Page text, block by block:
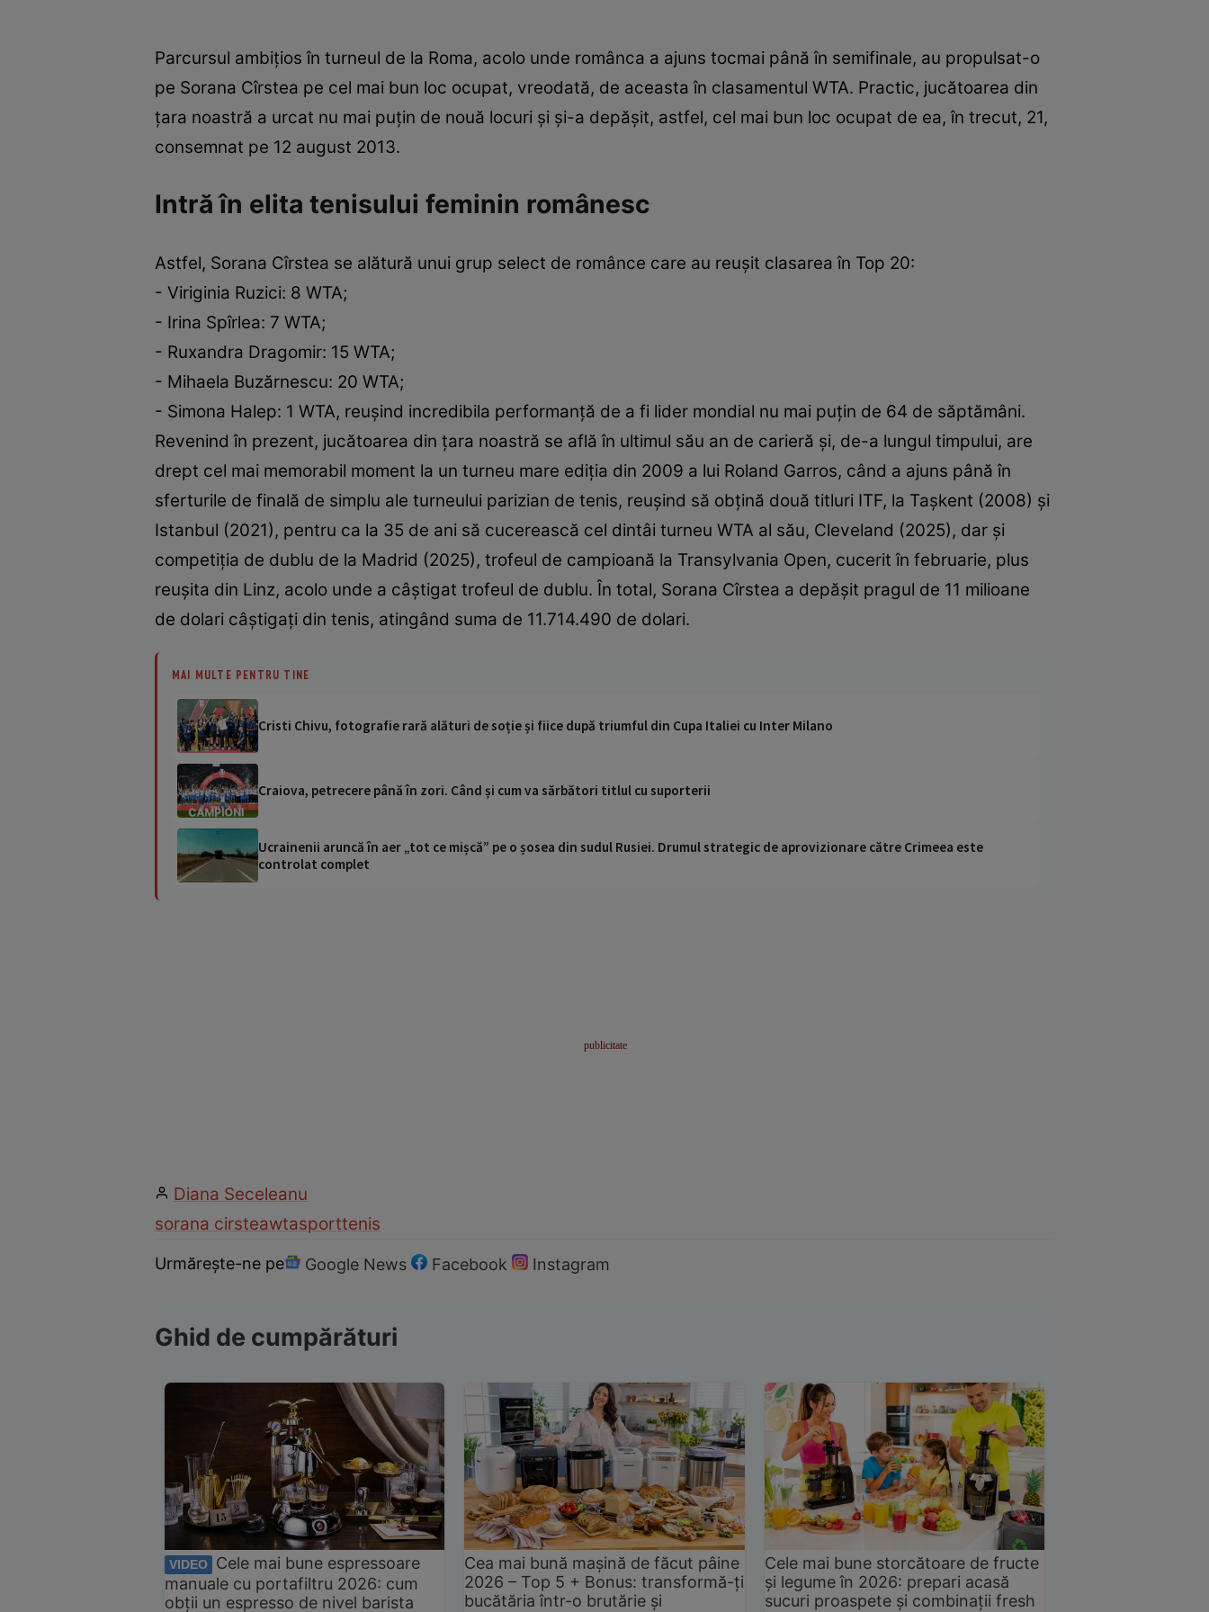
Parcursul ambițios în turneul de la Roma, acolo unde românca a ajuns tocmai până în semifinale, au propulsat-o
pe Sorana Cîrstea pe cel mai bun loc ocupat, vreodată, de aceasta în clasamentul WTA. Practic, jucătoarea din
țara noastră a urcat nu mai puțin de nouă locuri și și-a depășit, astfel, cel mai bun loc ocupat de ea, în trecut, 21,
consemnat pe 12 august 2013.
Intră în elita tenisului feminin românesc
Astfel, Sorana Cîrstea se alătură unui grup select de românce care au reușit clasarea în Top 20:
- Viriginia Ruzici: 8 WTA;
- Irina Spîrlea: 7 WTA;
- Ruxandra Dragomir: 15 WTA;
- Mihaela Buzărnescu: 20 WTA;
- Simona Halep: 1 WTA, reușind incredibila performanță de a fi lider mondial nu mai puțin de 64 de săptămâni.
Revenind în prezent, jucătoarea din țara noastră se află în ultimul său an de carieră și, de-a lungul timpului, are
drept cel mai memorabil moment la un turneu mare ediția din 2009 a lui Roland Garros, când a ajuns până în
sferturile de finală de simplu ale turneului parizian de tenis, reușind să obţină două titluri ITF, la Taşkent (2008) și
Istanbul (2021), pentru ca la 35 de ani să cucerească cel dintâi turneu WTA al său, Cleveland (2025), dar și
competiția de dublu de la Madrid (2025), trofeul de campioană la Transylvania Open, cucerit în februarie, plus
reușita din Linz, acolo unde a câștigat trofeul de dublu. În total, Sorana Cîrstea a depășit pragul de 11 milioane
de dolari câștigați din tenis, atingând suma de 11.714.490 de dolari.
MAI MULTE PENTRU TINE
Cristi Chivu, fotografie rară alături de soție și fiice după triumful din Cupa Italiei cu Inter Milano
Craiova, petrecere până în zori. Când și cum va sărbători titlul cu suporterii
Ucrainenii aruncă în aer „tot ce mișcă” pe o șosea din sudul Rusiei. Drumul strategic de aprovizionare către Crimeea este
controlat complet
Diana Seceleanu
sorana cirsteawtasporttenis
Urmărește-ne pe Google News Facebook Instagram
Ghid de cumpărături
VIDEO
Cele mai bune espressoare
manuale cu portafiltru 2026: cum
obții un espresso de nivel barista
Cea mai bună mașină de făcut pâine
2026 – Top 5 + Bonus: transformă-ți
bucătăria într-o brutărie și
Cele mai bune storcătoare de fructe
și legume în 2026: prepari acasă
sucuri proaspete și combinații fresh